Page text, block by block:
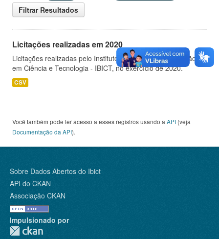
Filtrar Resultados
Licitações realizadas em 2020
Licitações realizadas pelo Instituto Brasileiro de Informação
em Ciência e Tecnologia - IBICT, no exercício de 2020.
CSV
Você também pode ter acesso a esses registros usando a API (veja
Documentação da API).
Sobre Dados Abertos do Ibict
API do CKAN
Associação CKAN
Impulsionado por